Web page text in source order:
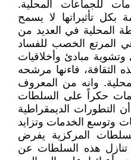
للجماعات المحلية.
بكل تأثيراتها لا يسمح
المحلية في العديد من
هي المرتع الخصب للفساد
وتشوية مبادئ وأخلاقيات
الثقافة، فاءنها مرشحه
وانه من المعروف
حكراً على السلطات
أن التطورات الديمقراطية
وتوسع الخدمات وتزايد
المركزية يفرض
تنازل هذه السلطات عن